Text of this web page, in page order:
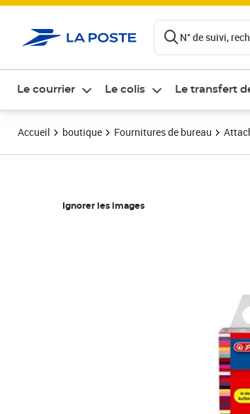
N° de suivi,
Le courrier Le colis Le transfert
Accueil boutique Fournitures de bureau
Ignorer les images